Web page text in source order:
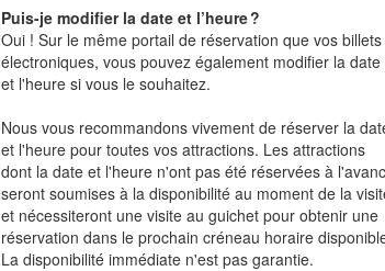
Puis-je modifier la date et l’heure ?
Oui ! Sur le même portail de réservation que vos billets
électroniques, vous pouvez également modifier la date
et l'heure si vous le souhaitez.
Nous vous recommandons vivement de réserver la
et l'heure pour toutes vos attractions. Les attractions
dont la date et l'heure n'ont pas été réservées à
seront soumises à la disponibilité au moment de la
et nécessiteront une visite au guichet pour obtenir une
réservation dans le prochain créneau horaire
La disponibilité immédiate n'est pas garantie.